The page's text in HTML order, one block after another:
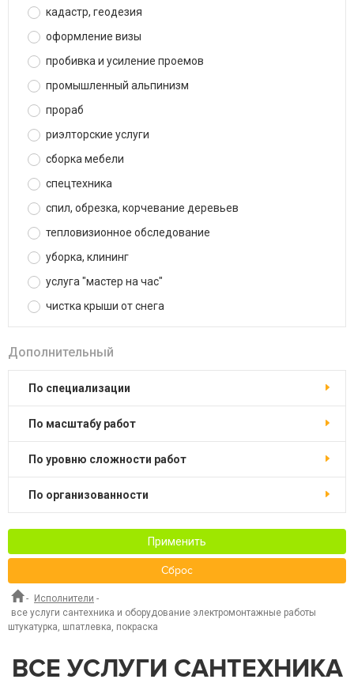
кадастр, геодезия
оформление визы
пробивка и усиление проемов
промышленный альпинизм
прораб
риэлторские услуги
сборка мебели
спецтехника
спил, обрезка, корчевание деревьев
тепловизионное обследование
уборка, клининг
услуга "мастер на час"
чистка крыши от снега
Дополнительный
по специализации
по масштабу работ
по уровню сложности работ
по организованности
Применить
Сброс
- Исполнители -
все услуги сантехника и оборудование электромонтажные работы
штукатурка, шпатлевка, покраска
ВСЕ УСЛУГИ САНТЕХНИКА